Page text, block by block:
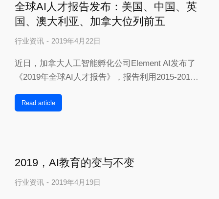
全球AI人才报告发布：美国、中国、英
国、澳大利亚、加拿大位列前五​
行业资讯 2019年4月22日
近日，加拿大人工智能孵化公司Element AI发布了
《2019年全球AI人才报告》，报告利用2015-201…
Read article
2019，AI教育的变与不变
行业资讯 2019年4月19日